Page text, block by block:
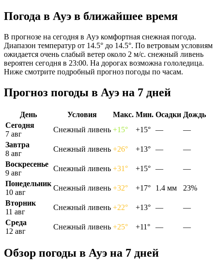
Погода в Ауэ в ближайшее время
В прогнозе на сегодня в Ауэ комфортная снежная погода.
Диапазон температур от 14.5° до 14.5°. По ветровым условиям
ожидается очень слабый ветер около 2 м/с. снежный ливень
вероятен сегодня в 23:00. На дорогах возможна гололедица.
Ниже смотрите подробный прогноз погоды по часам.
Прогноз погоды в Ауэ на 7 дней
День Условия Макс. Мин. Осадки Дождь
Сегодня
7 авг
Снежный ливень +15° +15° —
—
Завтра
8 авг
Снежный ливень +26° +13° —
—
Воскресенье
9 авг
Снежный ливень +31° +15° —
—
Понедельник
10 авг
Снежный ливень +32° +17° 1.4 мм
23%
Вторник
11 авг
Снежный ливень +22° +13° —
—
Среда
12 авг
Снежный ливень +25° +11° — —
Обзор погоды в Ауэ на 7 дней